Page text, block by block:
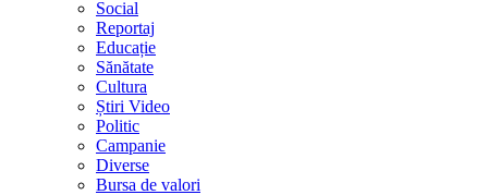
Social
Reportaj
Educație
Sănătate
Cultura
Știri Video
Politic
Campanie
Diverse
Bursa de valori